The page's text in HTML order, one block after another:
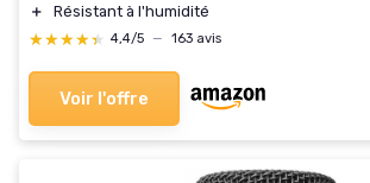
＋
Résistant à l'humidité
★★★★★
★★★★★ 4,4/5 — 163 avis
Voir l'offre